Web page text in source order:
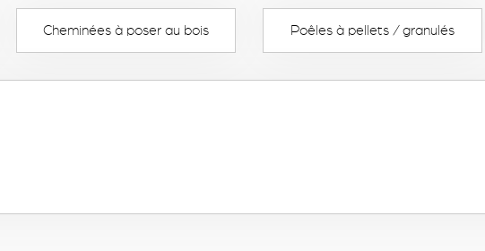
Cheminées à poser au bois Poêles à pellets / granulés